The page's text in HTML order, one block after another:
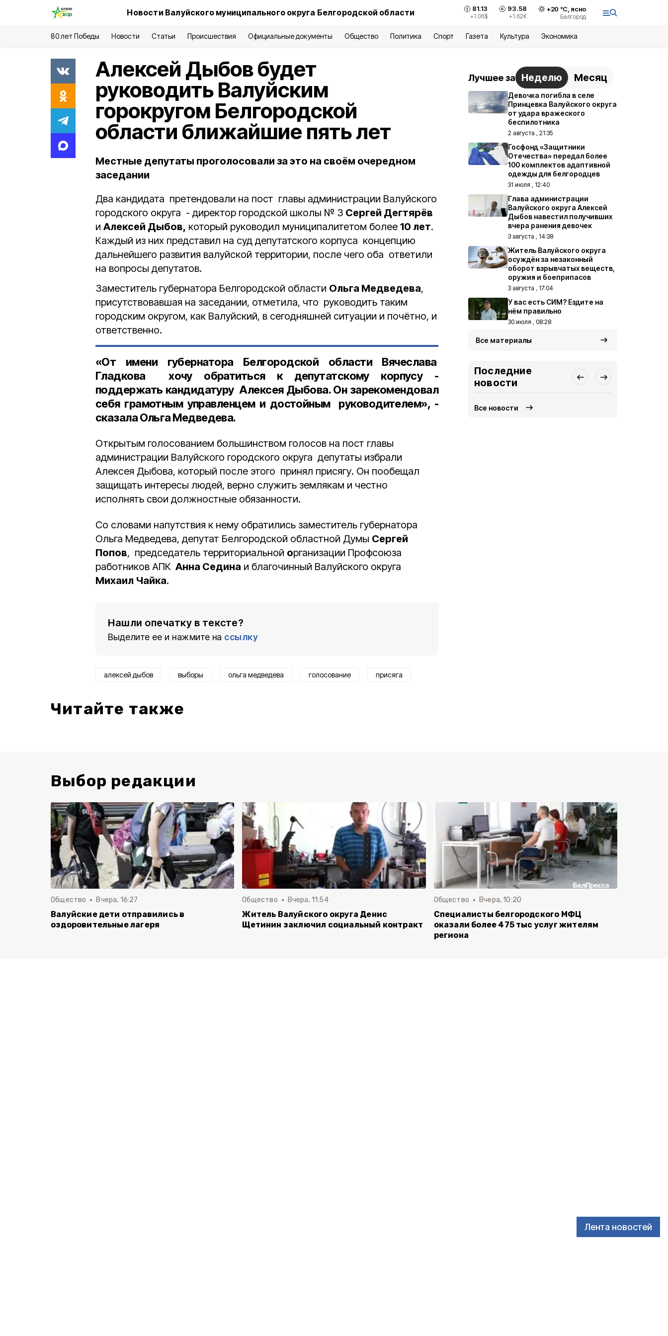
Новости Валуйского муниципального округа Белгородской области 81.13
+1.06$
93.58
+1.62€
+20 °С, ясно
Белгород
80 лет Победы Новости Статьи Происшествия Официальные документы Общество Политика Спорт Газета Культура Экономика
Лента новостей
Алексей Дыбов будет
руководить Валуйским
горокругом Белгородской
области ближайшие пять лет
Местные депутаты проголосовали за это на своём очередном
заседании
Два кандидата претендовали на пост главы администрации Валуйского
городского округа - директор городской школы № 3 Сергей Дегтярёв
и Алексей Дыбов, который руководил муниципалитетом более 10 лет.
Каждый из них представил на суд депутатского корпуса концепцию
дальнейшего развития валуйской территории, после чего оба ответили
на вопросы депутатов.
Заместитель губернатора Белгородской области Ольга Медведева,
присутствовавшая на заседании, отметила, что руководить таким
городским округом, как Валуйский, в сегодняшней ситуации и почётно, и
ответственно.
«От имени губернатора Белгородской области Вячеслава
Гладкова хочу обратиться к депутатскому корпусу -
поддержать кандидатуру Алексея Дыбова. Он зарекомендовал
себя грамотным управленцем и достойным руководителем», -
сказала Ольга Медведева.
Открытым голосованием большинством голосов на пост главы
администрации Валуйского городского округа депутаты избрали
Алексея Дыбова, который после этого принял присягу. Он пообещал
защищать интересы людей, верно служить землякам и честно
исполнять свои должностные обязанности.
Со словами напутствия к нему обратились заместитель губернатора
Ольга Медведева, депутат Белгородской областной Думы Сергей
Попов, председатель территориальной организации Профсоюза
работников АПК Анна Седина и благочинный Валуйского округа
Михаил Чайка.
Нашли опечатку в тексте?
Выделите ее и нажмите на ссылку
алексей дыбов выборы ольга медведева голосование присяга
Читайте также
Лучшее за Неделю Месяц
Девочка погибла в селе
Принцевка Валуйского округа
от удара вражеского
беспилотника
2 августа , 21:35
Госфонд «Защитники
Отечества» передал более
100 комплектов адаптивной
одежды для белгородцев
31 июля , 12:40
Глава администрации
Валуйского округа Алексей
Дыбов навестил получивших
вчера ранения девочек
3 августа , 14:38
Житель Валуйского округа
осуждён за незаконный
оборот взрывчатых веществ,
оружия и боеприпасов
3 августа , 17:04
У вас есть СИМ? Ездите на
нём правильно
30 июля , 08:28
Все материалы
Последние
новости
Все новости
Выбор редакции
Общество Вчера, 16:27
Валуйские дети отправились в
оздоровительные лагеря
Общество Вчера, 11:54
Житель Валуйского округа Денис
Щетинин заключил социальный контракт
Общество Вчера, 10:20
Специалисты белгородского МФЦ
оказали более 475 тыс услуг жителям
региона